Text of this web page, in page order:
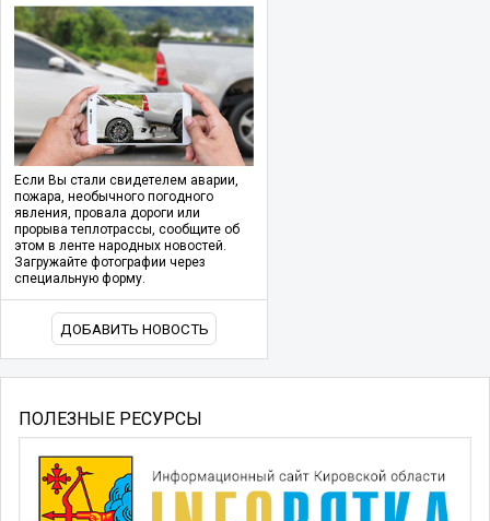
Если Вы стали свидетелем аварии,
пожара, необычного погодного
явления, провала дороги или
прорыва теплотрассы, сообщите об
этом в ленте народных новостей.
Загружайте фотографии через
специальную форму.
ДОБАВИТЬ НОВОСТЬ
ПОЛЕЗНЫЕ РЕСУРСЫ